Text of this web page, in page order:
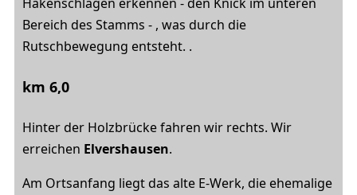
Bereich des Stamms - , was durch die
Rutschbewegung entsteht. .
km 6,0
Hinter der Holzbrücke fahren wir rechts. Wir
erreichen Elvershausen.
Am Ortsanfang liegt das alte E-Werk, die ehemalige